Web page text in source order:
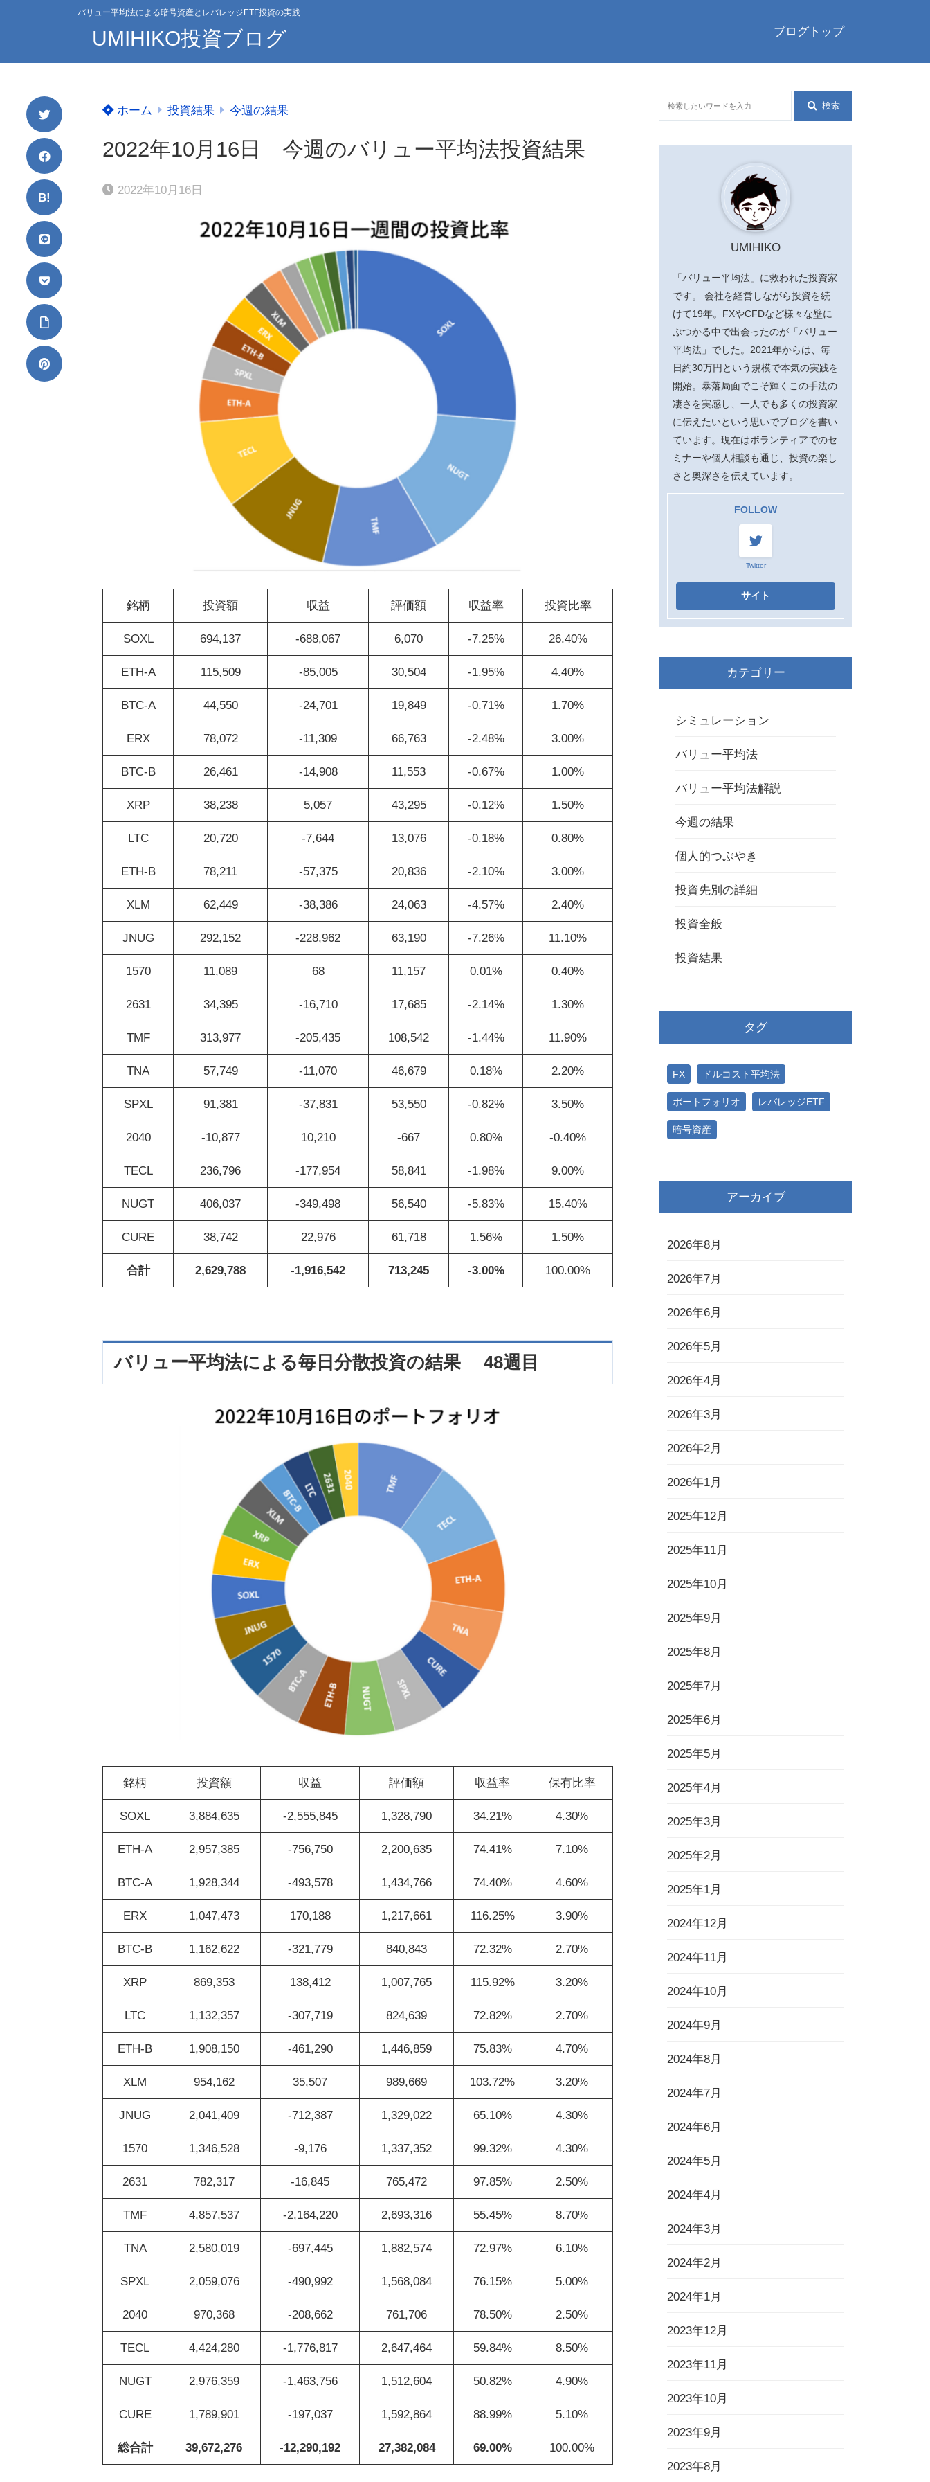
バリュー平均法による暗号資産とレバレッジETF投資の実践
UMIHIKO投資ブログ ブログトップ
B!
ホーム 投資結果 今週の結果
2022年10月16日 今週のバリュー平均法投資結果
2022年10月16日
銘柄 投資額 収益 評価額 収益率 投資比率
SOXL 694,137 -688,067 6,070 -7.25% 26.40%
ETH-A 115,509 -85,005 30,504 -1.95% 4.40%
BTC-A 44,550 -24,701 19,849 -0.71% 1.70%
ERX 78,072 -11,309 66,763 -2.48% 3.00%
BTC-B 26,461 -14,908 11,553 -0.67% 1.00%
XRP 38,238 5,057 43,295 -0.12% 1.50%
LTC 20,720 -7,644 13,076 -0.18% 0.80%
ETH-B 78,211 -57,375 20,836 -2.10% 3.00%
XLM 62,449 -38,386 24,063 -4.57% 2.40%
JNUG 292,152 -228,962 63,190 -7.26% 11.10%
1570 11,089 68 11,157 0.01% 0.40%
2631 34,395 -16,710 17,685 -2.14% 1.30%
TMF 313,977 -205,435 108,542 -1.44% 11.90%
TNA 57,749 -11,070 46,679 0.18% 2.20%
SPXL 91,381 -37,831 53,550 -0.82% 3.50%
2040 -10,877 10,210 -667 0.80% -0.40%
TECL 236,796 -177,954 58,841 -1.98% 9.00%
NUGT 406,037 -349,498 56,540 -5.83% 15.40%
CURE 38,742 22,976 61,718 1.56% 1.50%
合計 2,629,788 -1,916,542 713,245 -3.00% 100.00%
バリュー平均法による毎日分散投資の結果 48週目
銘柄 投資額 収益 評価額 収益率 保有比率
SOXL 3,884,635 -2,555,845 1,328,790 34.21% 4.30%
ETH-A 2,957,385 -756,750 2,200,635 74.41% 7.10%
BTC-A 1,928,344 -493,578 1,434,766 74.40% 4.60%
ERX 1,047,473 170,188 1,217,661 116.25% 3.90%
BTC-B 1,162,622 -321,779 840,843 72.32% 2.70%
XRP 869,353 138,412 1,007,765 115.92% 3.20%
LTC 1,132,357 -307,719 824,639 72.82% 2.70%
ETH-B 1,908,150 -461,290 1,446,859 75.83% 4.70%
XLM 954,162 35,507 989,669 103.72% 3.20%
JNUG 2,041,409 -712,387 1,329,022 65.10% 4.30%
1570 1,346,528 -9,176 1,337,352 99.32% 4.30%
2631 782,317 -16,845 765,472 97.85% 2.50%
TMF 4,857,537 -2,164,220 2,693,316 55.45% 8.70%
TNA 2,580,019 -697,445 1,882,574 72.97% 6.10%
SPXL 2,059,076 -490,992 1,568,084 76.15% 5.00%
2040 970,368 -208,662 761,706 78.50% 2.50%
TECL 4,424,280 -1,776,817 2,647,464 59.84% 8.50%
NUGT 2,976,359 -1,463,756 1,512,604 50.82% 4.90%
CURE 1,789,901 -197,037 1,592,864 88.99% 5.10%
総合計 39,672,276 -12,290,192 27,382,084 69.00% 100.00%
検索
UMIHIKO
「バリュー平均法」に救われた投資家
です。 会社を経営しながら投資を続
けて19年。FXやCFDなど様々な壁に
ぶつかる中で出会ったのが「バリュー
平均法」でした。2021年からは、毎
日約30万円という規模で本気の実践を
開始。暴落局面でこそ輝くこの手法の
凄さを実感し、一人でも多くの投資家
に伝えたいという思いでブログを書い
ています。現在はボランティアでのセ
ミナーや個人相談も通じ、投資の楽し
さと奥深さを伝えています。
FOLLOW
Twitter
カテゴリー
シミュレーション
バリュー平均法
バリュー平均法解説
今週の結果
個人的つぶやき
投資先別の詳細
投資全般
投資結果
タグ
FX ドルコスト平均法
ポートフォリオ レバレッジETF
暗号資産
アーカイブ
2026年8月
2026年7月
2026年6月
2026年5月
2026年4月
2026年3月
2026年2月
2026年1月
2025年12月
2025年11月
2025年10月
2025年9月
2025年8月
2025年7月
2025年6月
2025年5月
2025年4月
2025年3月
2025年2月
2025年1月
2024年12月
2024年11月
2024年10月
2024年9月
2024年8月
2024年7月
2024年6月
2024年5月
2024年4月
2024年3月
2024年2月
2024年1月
2023年12月
2023年11月
2023年10月
2023年9月
2023年8月